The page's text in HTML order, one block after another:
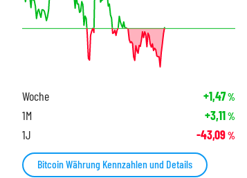
Woche +1,47%
1M +3,11%
1J -43,09%
Bitcoin Währung Kennzahlen und Details